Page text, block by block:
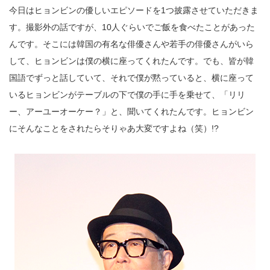
今日はヒョンビンの優しいエピソードを1つ披露させていただきま
す。撮影外の話ですが、10人ぐらいでご飯を食べたことがあった
んです。そこには韓国の有名な俳優さんや若手の俳優さんがいら
して、ヒョンビンは僕の横に座ってくれたんです。でも、皆が韓
国語でずっと話していて、それで僕が黙っていると、横に座って
いるヒョンビンがテーブルの下で僕の手に手を乗せて、「リリ
ー、アーユーオーケー？」と、聞いてくれたんです。ヒョンビン
にそんなことをされたらそりゃあ大変ですよね（笑）!?